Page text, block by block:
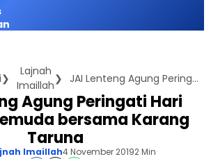
Lajnah
Imaillah
JAI Lenteng Agung Peringati Hari Sumpah Pemuda bersama Karang Taruna
Agung Peringati Hari
bersama Karang
Taruna
Imaillah4 November 20192 Min